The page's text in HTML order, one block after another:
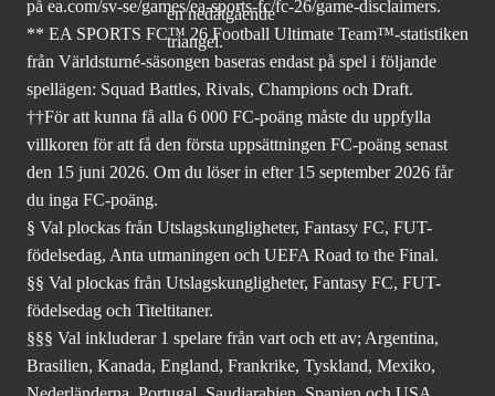
på ea.com/sv-se/games/ea-sports-fc/fc-26/game-disclaimers.
** EA SPORTS FC™ 26 Football Ultimate Team™-statistiken
från Världsturné-säsongen baseras endast på spel i följande
spellägen: Squad Battles, Rivals, Champions och Draft.
††För att kunna få alla 6 000 FC-poäng måste du uppfylla
villkoren för att få den första uppsättningen FC-poäng senast
den 15 juni 2026. Om du löser in efter 15 september 2026 får
du inga FC-poäng.
§ Val plockas från Utslagskungligheter, Fantasy FC, FUT-
födelsedag, Anta utmaningen och UEFA Road to the Final.
§§ Val plockas från Utslagskungligheter, Fantasy FC, FUT-
födelsedag och Titeltitaner.
§§§ Val inkluderar 1 spelare från vart och ett av; Argentina,
Brasilien, Kanada, England, Frankrike, Tyskland, Mexiko,